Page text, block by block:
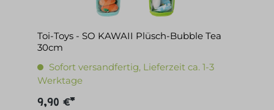
Toi-Toys - SO KAWAII Plüsch-Bubble Tea
30cm
Sofort versandfertig, Lieferzeit ca. 1-3
Werktage
9,90 €*